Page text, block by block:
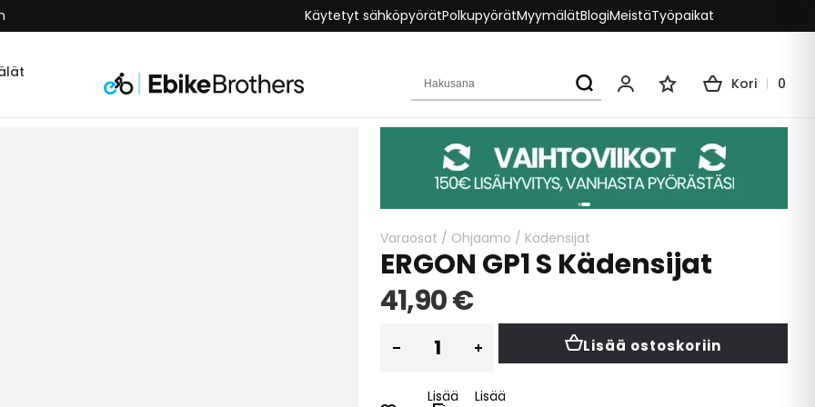
Käytetyt sähköpyörätPolkupyörätMyymälätBlogiMeistäTyöpaikat
Hakusana
Oma tiliToivelistaKori 0
Varaosat / Ohjaamo / Kädensijat
ERGON GP1 S Kädensijat
41,90 €
Lisää ostoskoriin
Lisää
Lisää